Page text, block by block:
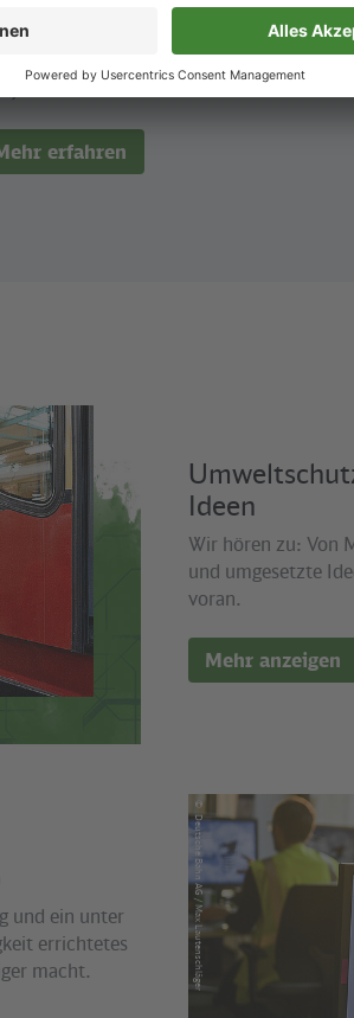
Graffiti-Schmierereiennicht nur
sondern auch die Umwelt belasten.
erfahren
Ideen
Wir hören zu: Von
und umgesetzte
voran.
Mehr anzeigen
©
Deutsche Bahn AG / Max Lautenschläger
und ein unter
errichtetes
macht.